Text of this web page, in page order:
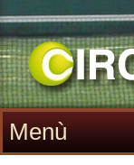
Menù